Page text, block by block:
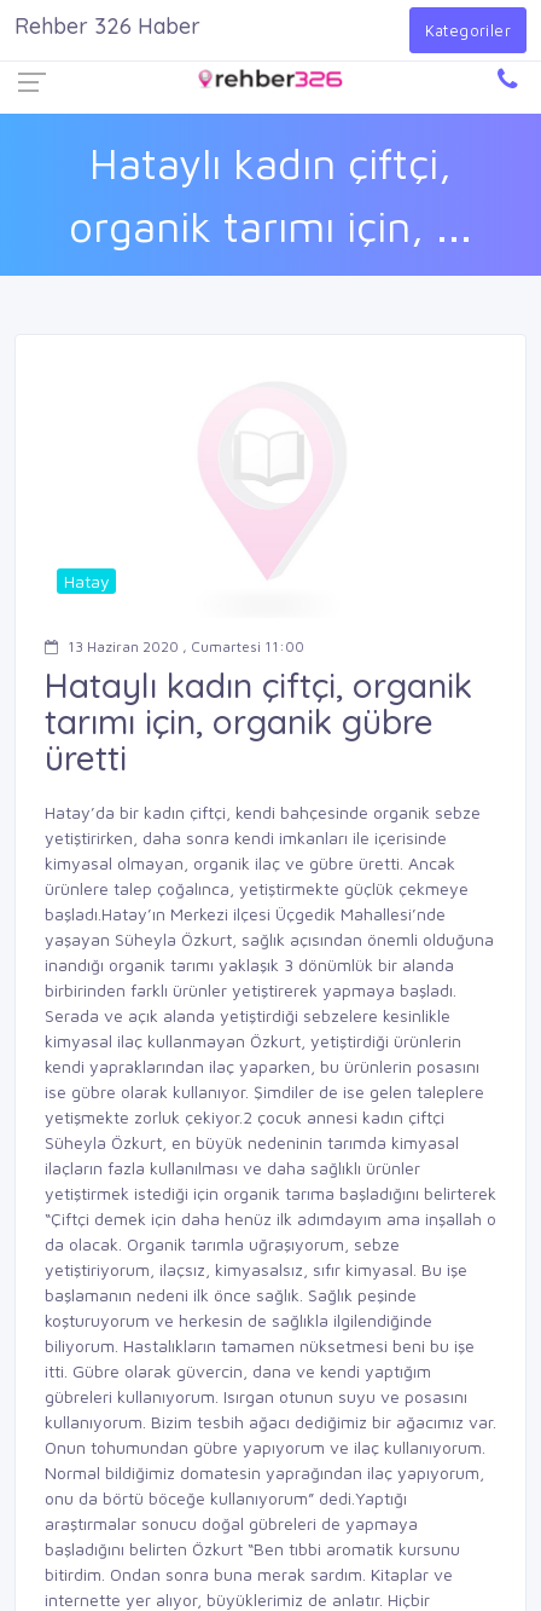
Giriş Yap
Hataylı kadın çiftçi,
organik tarımı için, ...
Rehber 326 Haber Kategoriler
Hatay
13 Haziran 2020 , Cumartesi 11:00
Hataylı kadın çiftçi, organik
tarımı için, organik gübre
üretti
Hatay’da bir kadın çiftçi, kendi bahçesinde organik sebze
yetiştirirken, daha sonra kendi imkanları ile içerisinde
kimyasal olmayan, organik ilaç ve gübre üretti. Ancak
ürünlere talep çoğalınca, yetiştirmekte güçlük çekmeye
başladı.Hatay’ın Merkezi ilçesi Üçgedik Mahallesi’nde
yaşayan Süheyla Özkurt, sağlık açısından önemli olduğuna
inandığı organik tarımı yaklaşık 3 dönümlük bir alanda
birbirinden farklı ürünler yetiştirerek yapmaya başladı.
Serada ve açık alanda yetiştirdiği sebzelere kesinlikle
kimyasal ilaç kullanmayan Özkurt, yetiştirdiği ürünlerin
kendi yapraklarından ilaç yaparken, bu ürünlerin posasını
ise gübre olarak kullanıyor. Şimdiler de ise gelen taleplere
yetişmekte zorluk çekiyor.2 çocuk annesi kadın çiftçi
Süheyla Özkurt, en büyük nedeninin tarımda kimyasal
ilaçların fazla kullanılması ve daha sağlıklı ürünler
yetiştirmek istediği için organik tarıma başladığını belirterek
“Çiftçi demek için daha henüz ilk adımdayım ama inşallah o
da olacak. Organik tarımla uğraşıyorum, sebze
yetiştiriyorum, ilaçsız, kimyasalsız, sıfır kimyasal. Bu işe
başlamanın nedeni ilk önce sağlık. Sağlık peşinde
koşturuyorum ve herkesin de sağlıkla ilgilendiğinde
biliyorum. Hastalıkların tamamen nüksetmesi beni bu işe
itti. Gübre olarak güvercin, dana ve kendi yaptığım
gübreleri kullanıyorum. Isırgan otunun suyu ve posasını
kullanıyorum. Bizim tesbih ağacı dediğimiz bir ağacımız var.
Onun tohumundan gübre yapıyorum ve ilaç kullanıyorum.
Normal bildiğimiz domatesin yaprağından ilaç yapıyorum,
onu da börtü böceğe kullanıyorum” dedi.Yaptığı
araştırmalar sonucu doğal gübreleri de yapmaya
başladığını belirten Özkurt “Ben tıbbi aromatik kursunu
bitirdim. Ondan sonra buna merak sardım. Kitaplar ve
internette yer alıyor, büyüklerimiz de anlatır. Hiçbir